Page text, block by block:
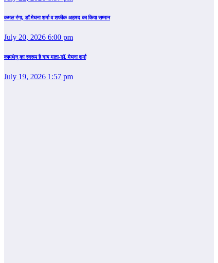
कमल रंगा, डॉ.मेघना शर्मा व शफीक अहमद का किया सम्‍मान
July 20, 2026 6:00 pm
कामधेनु का स्वरूप है गाय माता-डॉ. मेघना शर्मा
July 19, 2026 1:57 pm